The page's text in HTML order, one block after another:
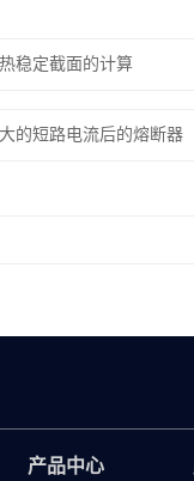
稳定截面的计算
的短路电流后的熔断器
产品中心